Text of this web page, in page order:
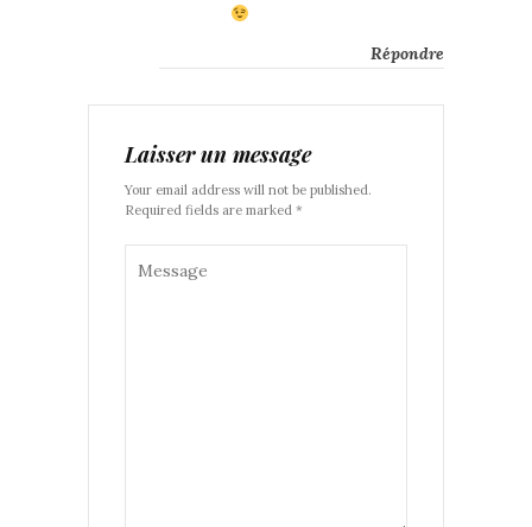
Répondre
Laisser un message
Your email address will not be published.
Required fields are marked *